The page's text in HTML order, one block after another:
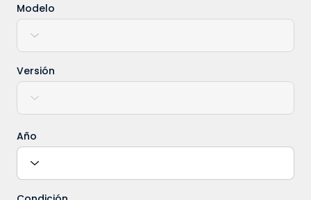
Modelo
Versión
Año